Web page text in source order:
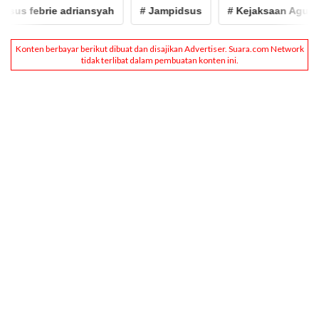
febrie adriansyah # Jampidsus # Kejaksaan Agung